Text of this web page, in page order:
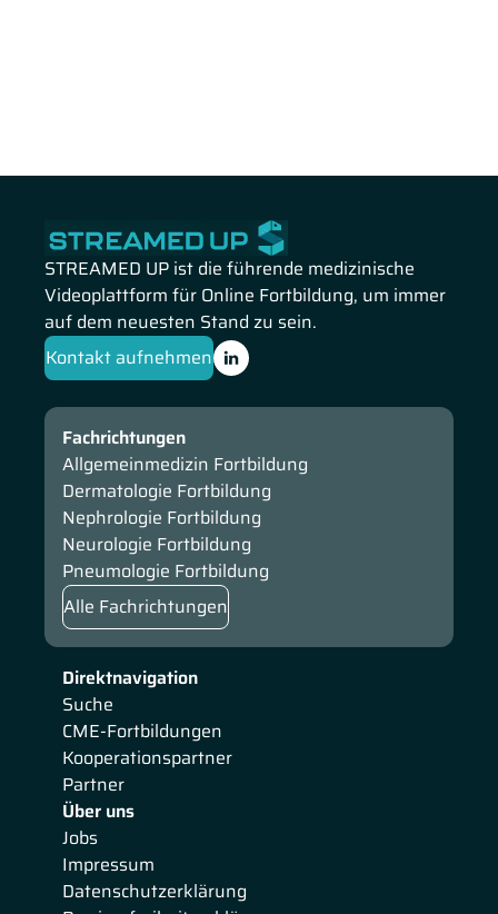
STREAMED UP ist die führende medizinische
Videoplattform für Online Fortbildung, um immer
auf dem neuesten Stand zu sein.
Kontakt aufnehmen
Direktnavigation
Suche
CME-Fortbildungen
Kooperationspartner
Partner
Über uns
Jobs
Impressum
Datenschutzerklärung
Fachrichtungen
Allgemeinmedizin Fortbildung
Dermatologie Fortbildung
Nephrologie Fortbildung
Neurologie Fortbildung
Pneumologie Fortbildung
Alle Fachrichtungen